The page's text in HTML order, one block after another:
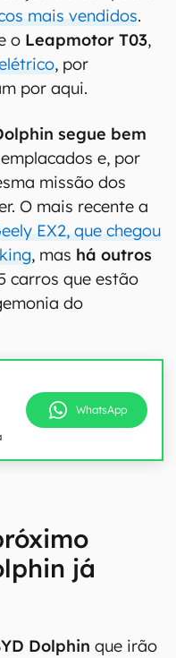
mais vendidos.
o Leapmotor T03,
, por
por aqui.
segue bem
e, por
missão dos
O mais recente a
EX2, que chegou
, mas há outros
carros que estão
do
WhatsApp
já
Dolphin que irão